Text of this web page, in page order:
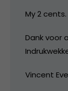
My 2 cents.
Dank voor
Vincent